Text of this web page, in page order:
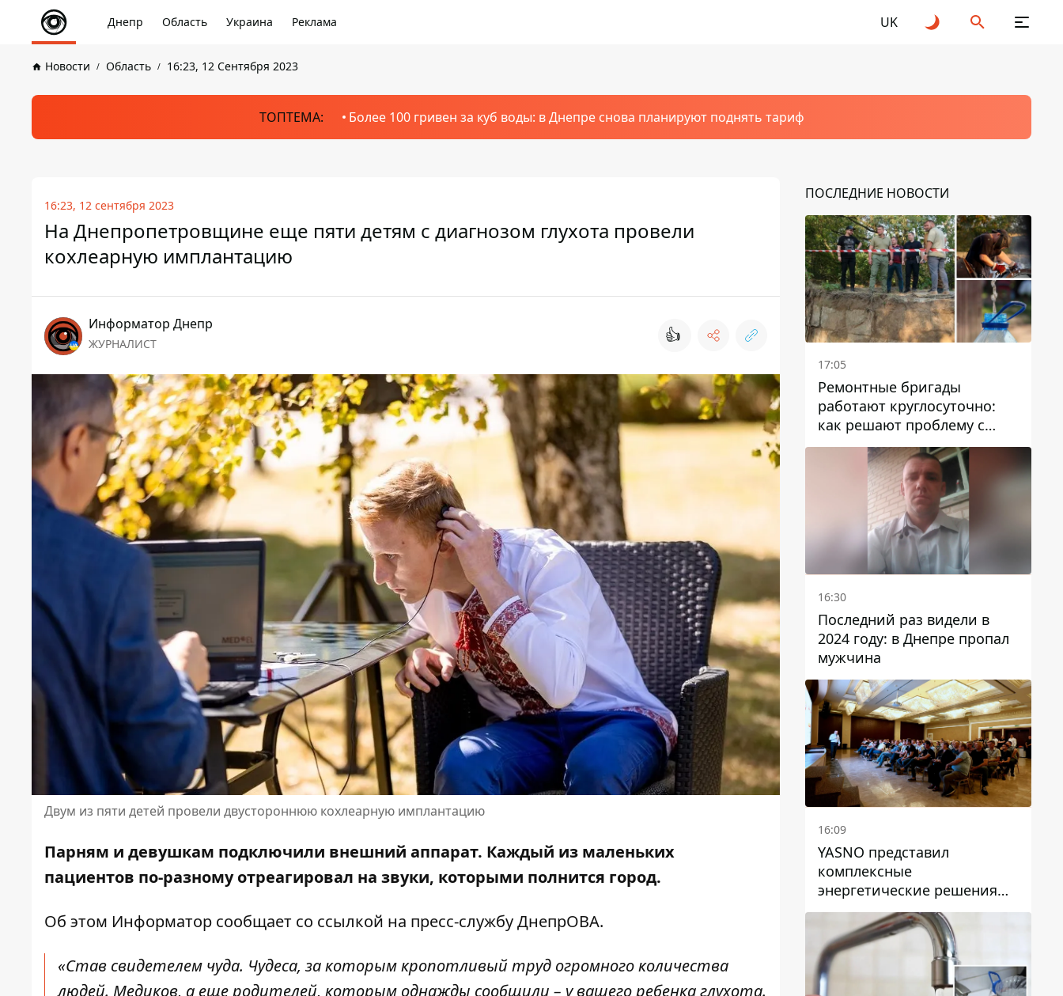
Днепр Область Украина Реклама UK
Новости Область 16:23, 12 Сентября 2023
ТОПТЕМА: Более 100 гривен за куб воды: в Днепре снова планируют поднять тариф
16:23, 12 сентября 2023
На Днепропетровщине еще пяти детям с диагнозом глухота провели
кохлеарную имплантацию
Информатор Днепр
ЖУРНАЛИСТ 👍
Двум из пяти детей провели двустороннюю кохлеарную имплантацию
Парням и девушкам подключили внешний аппарат. Каждый из маленьких
пациентов по-разному отреагировал на звуки, которыми полнится город.
Об этом Информатор сообщает со ссылкой на пресс-службу ДнепрОВА.
«Став свидетелем чуда. Чудеса, за которым кропотливый труд огромного количества
людей. Медиков, а еще родителей, которым однажды сообщили – у вашего ребенка глухота.
ПОСЛЕДНИЕ НОВОСТИ
17:05
Ремонтные бригады
работают круглосуточно:
как решают проблему с
водой в Марганецкой
громаде
16:30
Последний раз видели в
2024 году: в Днепре пропал
мужчина
16:09
YASNO представил
комплексные
энергетические решения
для бизнеса в Днепре